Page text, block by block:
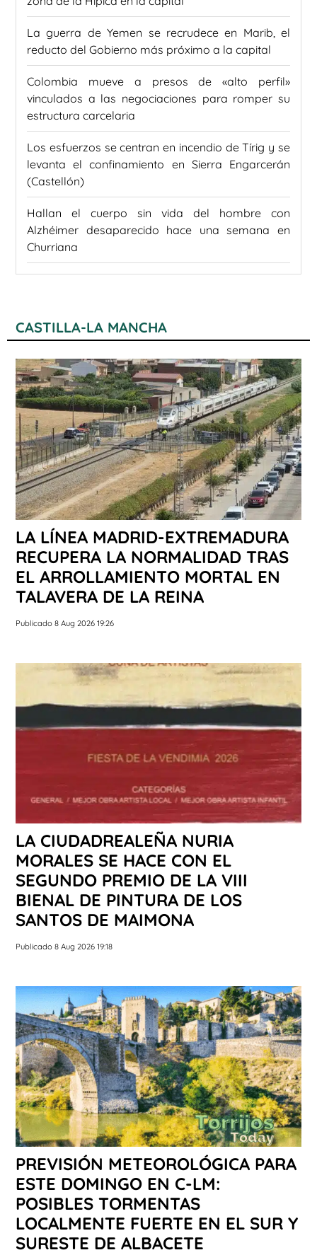
La guerra de Yemen se recrudece en Marib, el
reducto del Gobierno más próximo a la capital
Colombia mueve a presos de «alto perfil»
vinculados a las negociaciones para romper su
estructura carcelaria
Los esfuerzos se centran en incendio de Tírig y se
levanta el confinamiento en Sierra Engarcerán
(Castellón)
Hallan el cuerpo sin vida del hombre con
Alzhéimer desaparecido hace una semana en
Churriana
CASTILLA-LA MANCHA
LA LÍNEA MADRID-EXTREMADURA
RECUPERA LA NORMALIDAD TRAS
EL ARROLLAMIENTO MORTAL EN
TALAVERA DE LA REINA
Publicado 8 Aug 2026 19:26
LA CIUDADREALEÑA NURIA
MORALES SE HACE CON EL
SEGUNDO PREMIO DE LA VIII
BIENAL DE PINTURA DE LOS
SANTOS DE MAIMONA
Publicado 8 Aug 2026 19:18
PREVISIÓN METEOROLÓGICA PARA
ESTE DOMINGO EN C-LM:
POSIBLES TORMENTAS
LOCALMENTE FUERTE EN EL SUR Y
SURESTE DE ALBACETE